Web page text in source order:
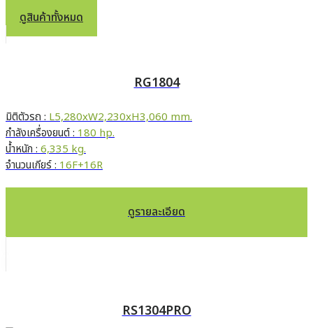
ดูสินค้าทั้งหมด
RG1804
มิติตัวรถ :L5,280xW2,230xH3,060 mm.
กำลังเครื่องยนต์ :180 hp.
น้ำหนัก :6,335 kg.
จำนวนเกียร์ :16F+16R
ดูรายละเอียด
RS1304PRO